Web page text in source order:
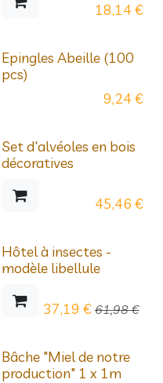
18,14 €
Epingles Abeille (100
pcs)
9,24 €
Set d'alvéoles en bois
décoratives
45,46 €
Déstockage
Hôtel à insectes -
modèle libellule
37,19 € 61,98€
Bâche "Miel de notre
production" 1 x 1m